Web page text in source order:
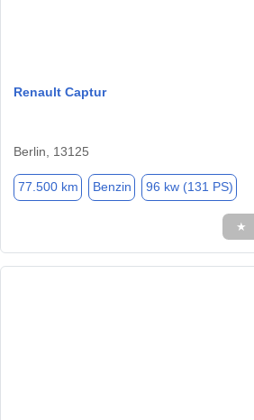
Renault Captur
Berlin, 13125
77.500 km Benzin 96 kw (131 PS)
★